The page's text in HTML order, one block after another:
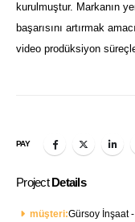
kurulmuştur. Markanın
başarısını artırmak
video prodüksiyon
PAY
Project Details
müşteri:Gürsoy İnşaat -